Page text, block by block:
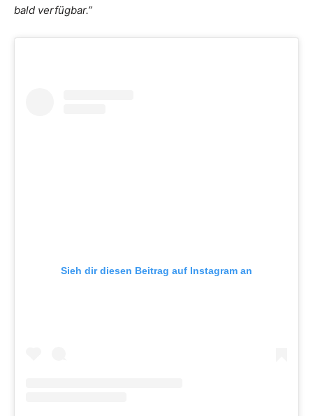
bald verfügbar.”
Sieh dir diesen Beitrag auf Instagram an